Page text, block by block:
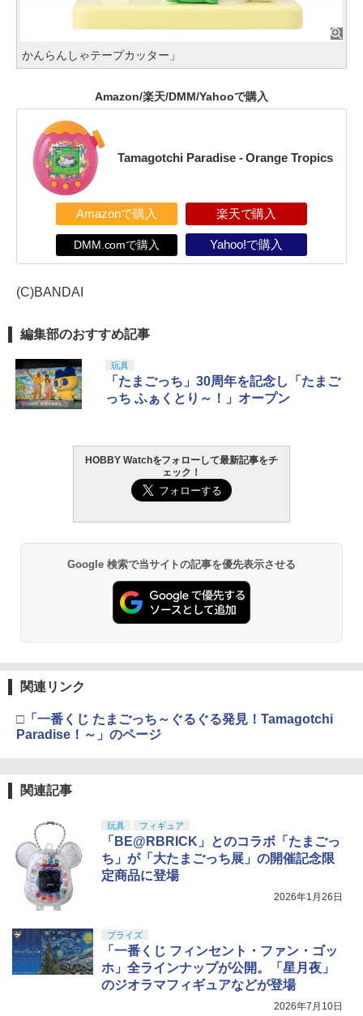
かんらんしゃテープカッター」
Amazon/楽天/DMM/Yahooで購入
Tamagotchi Paradise - Orange Tropics
Amazonで購入 楽天で購入
DMM.comで購入 Yahoo!で購入
(C)BANDAI
編集部のおすすめ記事
玩具
「たまごっち」30周年を記念し「たまご
っち ふぁくとり～！」オープン
HOBBY Watchをフォローして最新記事をチ
ェック！
Google 検索で当サイトの記事を優先表示させる
関連リンク
□「一番くじ たまごっち～ぐるぐる発見！Tamagotchi
Paradise！～」のページ
関連記事
玩具 フィギュア
「BE@RBRICK」とのコラボ「たまごっ
ち」が「大たまごっち展」の開催記念限
定商品に登場
2026年1月26日
プライズ
「一番くじ フィンセント・ファン・ゴッ
ホ」全ラインナップが公開。「星月夜」
のジオラマフィギュアなどが登場
2026年7月10日